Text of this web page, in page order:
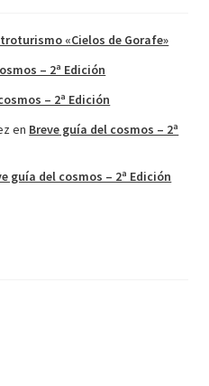
«Cielos de Gorafe»
– 2ª Edición
– 2ª Edición
en Breve guía del cosmos – 2ª
guía del cosmos – 2ª Edición